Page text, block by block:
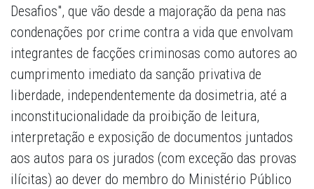
Desafios", que vão desde a majoração da pena nas
condenações por crime contra a vida que envolvam
integrantes de facções criminosas como autores ao
cumprimento imediato da sanção privativa de
liberdade, independentemente da dosimetria, até a
inconstitucionalidade da proibição de leitura,
interpretação e exposição de documentos juntados
aos autos para os jurados (com exceção das provas
ilícitas) ao dever do membro do Ministério Público